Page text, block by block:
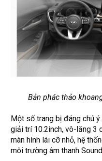
Bản phác thảo
Một số trang bị đáng chú
giải trí 10.2inch, vô-lăng 3
màn hình lái cỡ nhỏ, hệ
môi trường âm thanh